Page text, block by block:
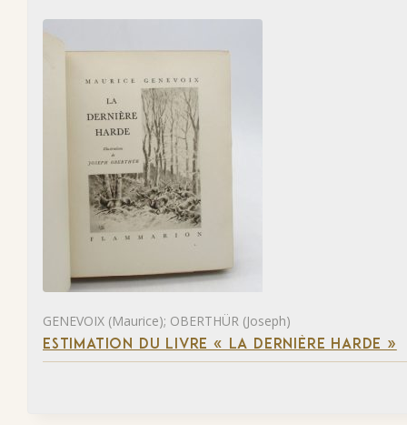
GENEVOIX (Maurice); OBERTHÜR (Joseph)
ESTIMATION DU LIVRE « LA DERNIÈRE HARDE »